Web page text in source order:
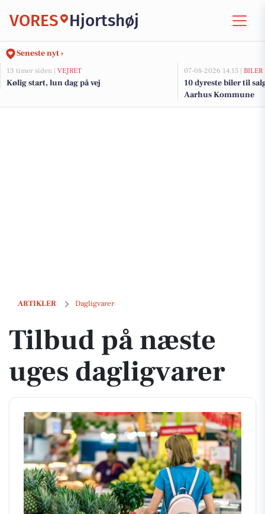
VORES Hjortshøj
Seneste nyt ›
13 timer siden | VEJRET
Kølig start, lun dag på vej
07-08-2026 14:15 | BILER
10 dyreste biler til
Aarhus Kommune
ARTIKLER Dagligvarer
Tilbud på næste uges dagligvarer
Tilbud på næste
uges dagligvarer